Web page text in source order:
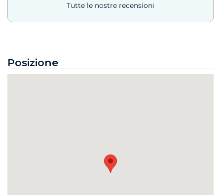
Tutte le nostre recensioni
Posizione